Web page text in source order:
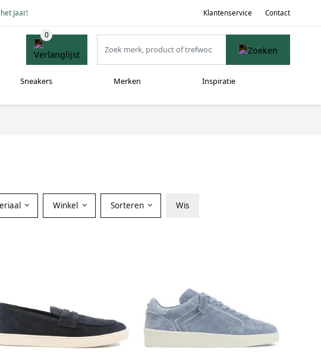
Jaar! Klantenservice Contact
Sneakers Merken Inspiratie
Winkel Sorteren Wis